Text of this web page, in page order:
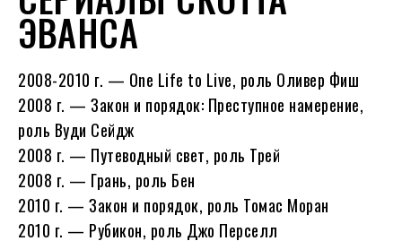
ЭВАНСА
2008-2010 г. — One Life to Live, роль Оливер Фиш
2008 г. — Закон и порядок: Преступное намерение,
роль Вуди Сейдж
2008 г. — Путеводный свет, роль Трей
2008 г. — Грань, роль Бен
2010 г. — Закон и порядок, роль Томас Моран
2010 г. — Рубикон, роль Джо Перселл